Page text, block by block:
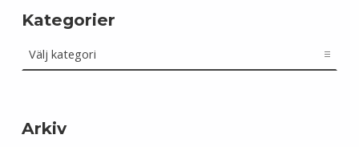
Kategorier
Arkiv